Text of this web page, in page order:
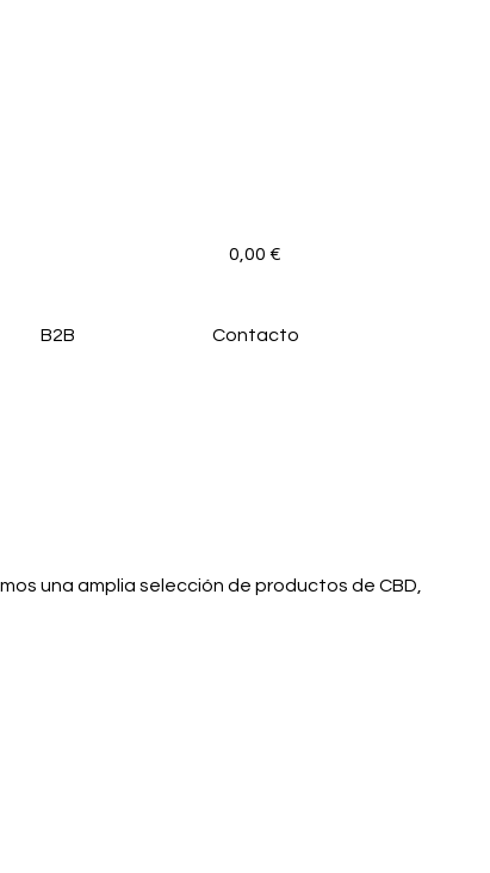
0,00 €
B2B Contacto
una amplia selección de productos de CBD,